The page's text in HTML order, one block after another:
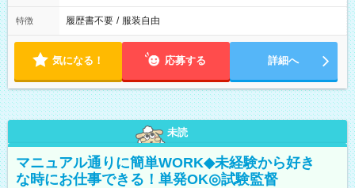
特徴 履歴書不要 / 服装自由
気になる！ 応募する 詳細へ
未読
マニュアル通りに簡単WORK◆未経験から好き
な時にお仕事できる！単発OK◎試験監督